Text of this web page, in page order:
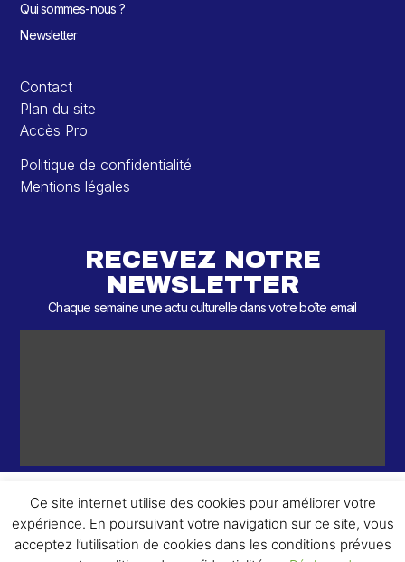
Qui sommes-nous ?
Newsletter
Contact
Plan du site
Accès Pro
Politique de confidentialité
Mentions légales
RECEVEZ NOTRE
NEWSLETTER
Chaque semaine une actu culturelle dans votre boîte email
© 2026 – 2 ème Round – Tous droits réservés.
Ce site internet utilise des cookies pour améliorer votre
expérience. En poursuivant votre navigation sur ce site, vous
acceptez l’utilisation de cookies dans les conditions prévues